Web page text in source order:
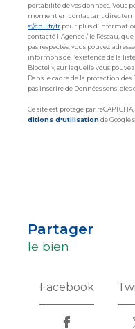
portabilité de vos données. Vous
moment en contactant
s://cnil.fr/fr pour plus
contacté l'Agence / le Réseau,
pas respectés, vous pouvez
informons de l’existence de la
Bloctel », sur laquelle vous
Dans le cadre de la protection
pas inscrire de Données
Ce site est protégé par reCAPTCHA,
ditions d'utilisationde Google
partager
le bien
Facebook